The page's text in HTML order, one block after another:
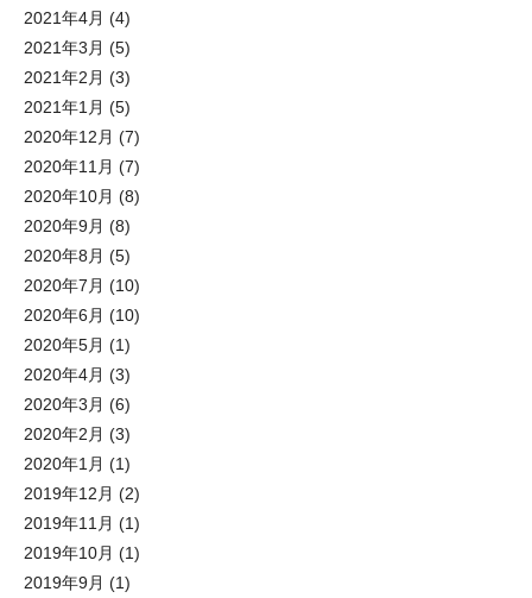
2021年4月 (4)
2021年3月 (5)
2021年2月 (3)
2021年1月 (5)
2020年12月 (7)
2020年11月 (7)
2020年10月 (8)
2020年9月 (8)
2020年8月 (5)
2020年7月 (10)
2020年6月 (10)
2020年5月 (1)
2020年4月 (3)
2020年3月 (6)
2020年2月 (3)
2020年1月 (1)
2019年12月 (2)
2019年11月 (1)
2019年10月 (1)
2019年9月 (1)